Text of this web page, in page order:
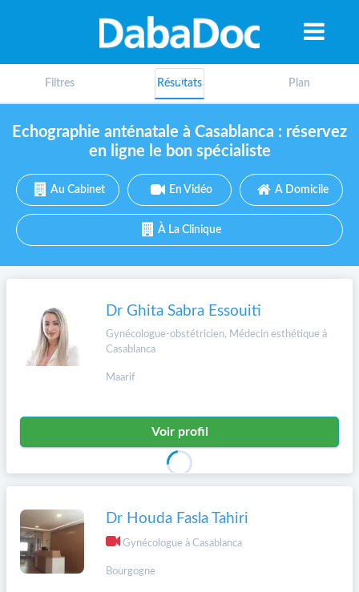
Filtres Résultats Plan
Echographie anténatale à Casablanca : réservez
en ligne le bon spécialiste
Au Cabinet En Vidéo A Domicile
À La Clinique
Dr Ghita Sabra Essouiti
Gynécologue-obstétricien, Médecin esthétique à
Casablanca
Maarif
Voir profil
Dr Houda Fasla Tahiri
Gynécologue à Casablanca
Bourgogne